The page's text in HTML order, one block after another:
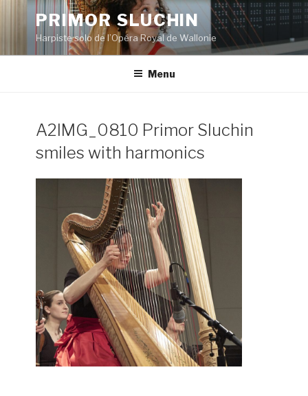
contenu
principal
PRIMOR SLUCHIN
Harpiste solo de l’Opéra Royal de Wallonie
Menu
A2IMG_0810 Primor Sluchin
smiles with harmonics